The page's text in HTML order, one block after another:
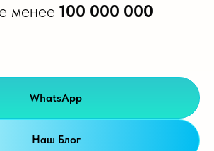
менее 100 000 000
WhatsApp
Наш Блог